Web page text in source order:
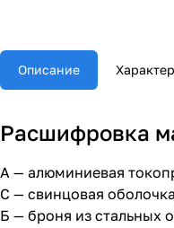
Описание
Расшифровка
А — алюминиевая
С — свинцовая
Б — броня из стальных